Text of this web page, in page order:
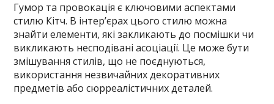
Гумор та провокація є ключовими аспектами
стилю Кітч. В інтер’єрах цього стилю можна
знайти елементи, які закликають до посмішки чи
викликають несподівані асоціації. Це може бути
змішування стилів, що не поєднуються,
використання незвичайних декоративних
предметів або сюрреалістичних деталей.